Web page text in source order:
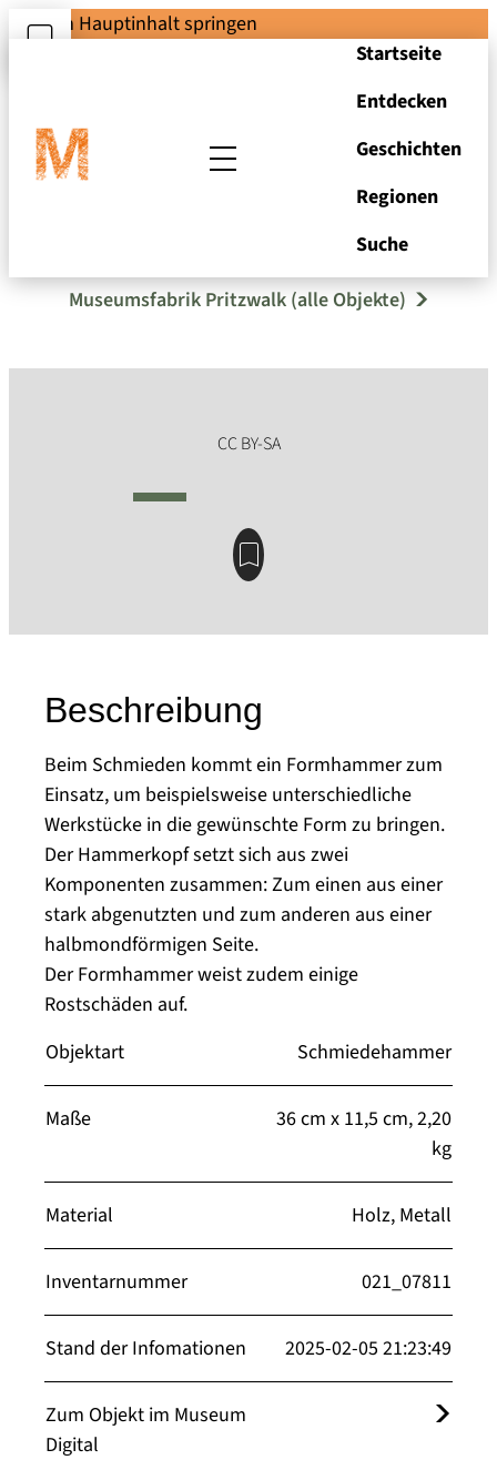
Zum Hauptinhalt springen
Startseite
Entdecken
Geschichten
Regionen
Suche
Formhammer
Museumsfabrik Pritzwalk (alle Objekte)
Beschreibung
Beim Schmieden kommt ein Formhammer zum
Einsatz, um beispielsweise unterschiedliche
Werkstücke in die gewünschte Form zu bringen.
Der Hammerkopf setzt sich aus zwei
Komponenten zusammen: Zum einen aus einer
stark abgenutzten und zum anderen aus einer
halbmondförmigen Seite.
Der Formhammer weist zudem einige
Rostschäden auf.
Objektart
Schmiedehammer
Maße
36 cm x 11,5 cm, 2,20
kg
Material Holz, Metall
Inventarnummer 021_07811
Stand der Infomationen 2025-02-05 21:23:49
Zum Objekt im Museum
Digital